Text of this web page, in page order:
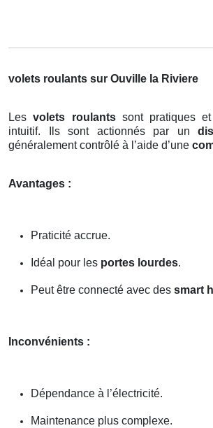
volets roulants sur Ouville la Riviere
Lesvolets roulantssont pratiques
intuitif. Ils sont actionnés par un
généralement contrôlé à l’aide d’une
Avantages :
Praticité accrue.
Idéal pour les portes lourdes.
Peut être connecté avec des smart
Inconvénients :
Dépendance à l’électricité.
Maintenance plus complexe.